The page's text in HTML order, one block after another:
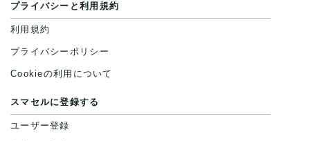
プライバシーと利用規約
利用規約
プライバシーポリシー
Cookieの利用について
スマセルに登録する
ユーザー登録